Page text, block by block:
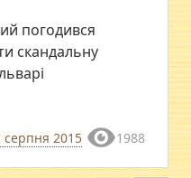
погодився
скандальну
серпня 2015 1988